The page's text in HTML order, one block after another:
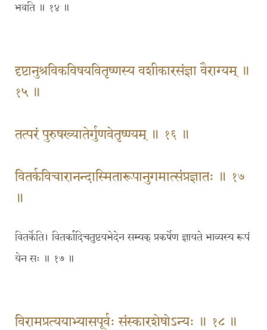
भवति ॥ १४ ॥
दृष्टानुश्रविकविषयवितृष्णस्य वशीकारसंज्ञा वैराग्यम् ॥
१५ ॥
तत्परं पुरुषख्यातेर्गुणवेतृष्ण्यम् ॥ १६ ॥
वितर्कविचारानन्दास्मितारूपानुगमात्संप्रज्ञातः ॥ १७
॥
वितर्केति। वितर्कादिचतुष्टयभेदेन सम्यक् प्रकर्षेण ज्ञायते भाव्यस्य रूपं
येन सः ॥ १७ ॥
विरामप्रत्ययाभ्यासपूर्वः संस्कारशेषोऽन्यः ॥ १८ ॥